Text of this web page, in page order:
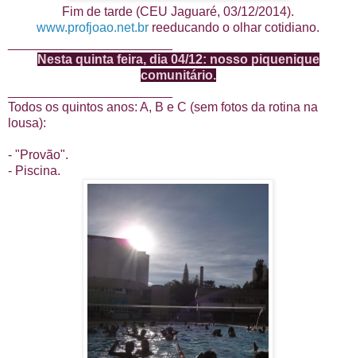
Fim de tarde (CEU Jaguaré, 03/12/2014).
www.profjoao.net.br reeducando o olhar cotidiano.
Nesta quinta feira, dia 04/12: nosso piquenique
comunitário.
Todos os quintos anos: A, B e C (sem fotos da rotina na
lousa):
- "Provão".
- Piscina.